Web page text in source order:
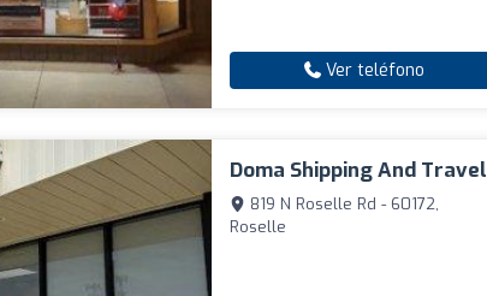
Ver teléfono
Doma Shipping And Travel
819 N Roselle Rd - 60172,
Roselle